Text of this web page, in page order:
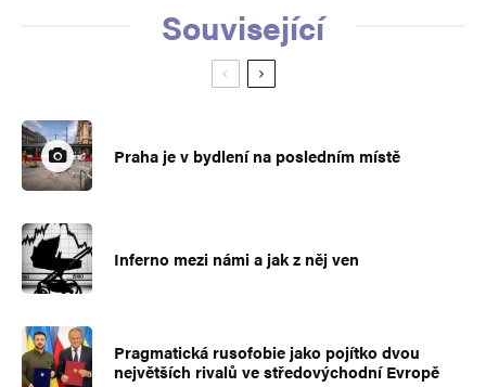
Související
Praha je v bydlení na posledním místě
Inferno mezi námi a jak z něj ven
Pragmatická rusofobie jako pojítko dvou
největších rivalů ve středovýchodní Evropě